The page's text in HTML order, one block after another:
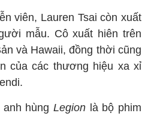
viên, Lauren Tsai còn xuất
mẫu. Cô xuất hiên trên
và Hawaii, đồng thời cũng
của các thương hiệu xa xỉ
hùng Legion là bộ phim